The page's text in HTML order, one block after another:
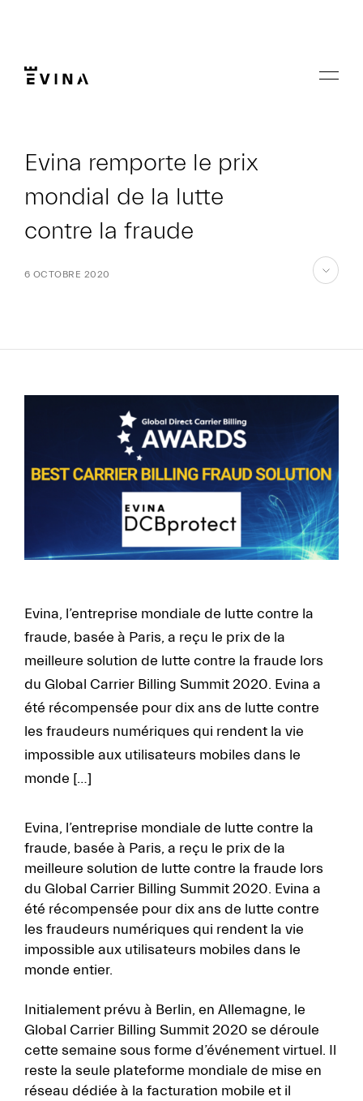
Menu
Evina remporte le prix
mondial de la lutte
contre la fraude
6 OCTOBRE 2020
Evina, l’entreprise mondiale de lutte contre la
fraude, basée à Paris, a reçu le prix de la
meilleure solution de lutte contre la fraude lors
du Global Carrier Billing Summit 2020. Evina a
été récompensée pour dix ans de lutte contre
les fraudeurs numériques qui rendent la vie
impossible aux utilisateurs mobiles dans le
monde […]
Evina, l’entreprise mondiale de lutte contre la
fraude, basée à Paris, a reçu le prix de la
meilleure solution de lutte contre la fraude lors
du Global Carrier Billing Summit 2020. Evina a
été récompensée pour dix ans de lutte contre
les fraudeurs numériques qui rendent la vie
impossible aux utilisateurs mobiles dans le
monde entier.
Initialement prévu à Berlin, en Allemagne, le
Global Carrier Billing Summit 2020 se déroule
cette semaine sous forme d’événement virtuel. Il
reste la seule plateforme mondiale de mise en
réseau dédiée à la facturation mobile et il